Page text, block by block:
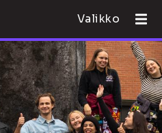
Valikko